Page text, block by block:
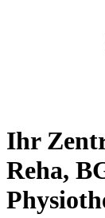
Ihr
Reha,